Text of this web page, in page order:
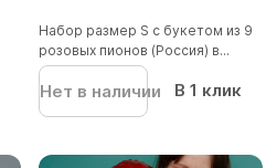
Набор размер S с букетом из 9
розовых пионов (Россия) в...
Нет в наличии В 1 клик